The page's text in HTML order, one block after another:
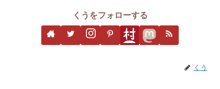
くうをフォローする
くう